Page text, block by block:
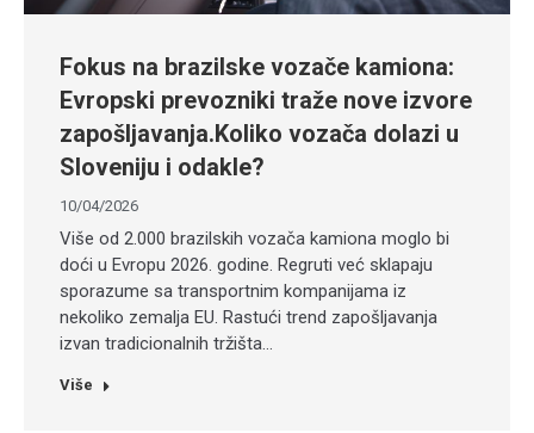
Fokus na brazilske vozače kamiona:
Evropski prevozniki traže nove izvore
zapošljavanja.Koliko vozača dolazi u
Sloveniju i odakle?
10/04/2026
Više od 2.000 brazilskih vozača kamiona moglo bi
doći u Evropu 2026. godine. Regruti već sklapaju
sporazume sa transportnim kompanijama iz
nekoliko zemalja EU. Rastući trend zapošljavanja
izvan tradicionalnih tržišta…
Više